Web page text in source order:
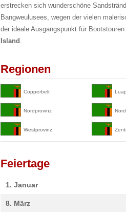
erstrecken sich wunderschöne
Bangweulusees, wegen der vielen
der ideale Ausgangspunkt für
Island
Regionen
Copperbelt
Nordprovinz
Westprovinz
Feiertage
1. Januar
8. März